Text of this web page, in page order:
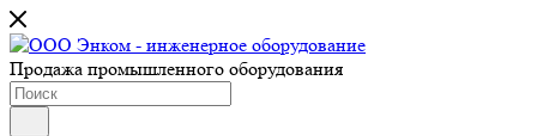
Продажа промышленного оборудования